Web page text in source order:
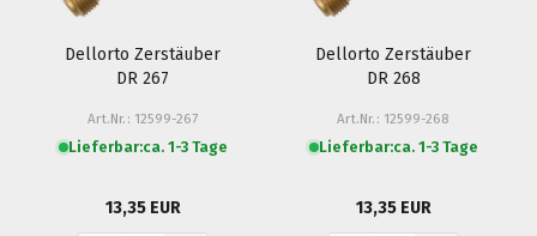
Dellorto Zerstäuber
DR 267
Art.Nr.: 12599-267
Lieferbar:ca. 1-3 Tage
13,35 EUR
Dellorto Zerstäuber
DR 268
Art.Nr.: 12599-268
Lieferbar:ca. 1-3 Tage
13,35 EUR